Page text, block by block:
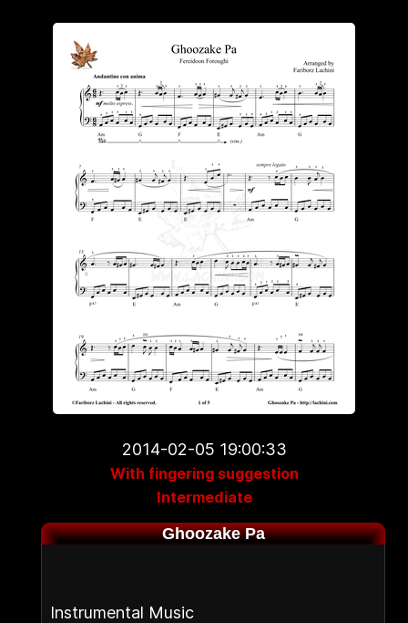
2014-02-05 19:00:33
With fingering suggestion
Intermediate
Ghoozake Pa
Instrumental Music